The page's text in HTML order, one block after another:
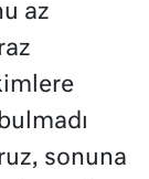
az
sonuna